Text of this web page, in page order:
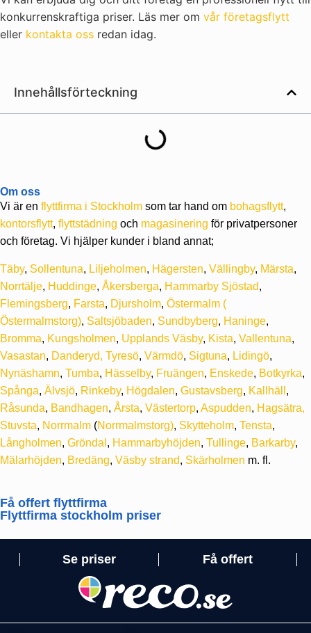
konkurrenskraftiga priser. Läs mer om vår företagsflytt
eller kontakta oss redan idag.
Innehållsförteckning
Om oss
Vi är en flyttfirma i Stockholm som tar hand om bohagsflytt,
kontorsflytt, flyttstädning och magasinering för privatpersoner
och företag. Vi hjälper kunder i bland annat;
Täby, Sollentuna, Liljeholmen, Hägersten, Vällingby, Märsta,
Norrtälje, Huddinge, Åkersberga, Hammarby Sjöstad,
Flemingsberg, Farsta, Djursholm, Östermalm (
Östermalmstorg), Saltsjöbaden, Sundbyberg, Haninge,
Bromma, Kungsholmen, Upplands Väsby, Kista, Vallentuna,
Vasastan, Danderyd, Tyresö, Värmdö, Sigtuna, Lidingö,
Nynäshamn, Tumba, Hässelby, Fruängen, Enskede, Botkyrka,
Spånga, Älvsjö, Rinkeby, Högdalen, Gustavsberg, Kallhäll ,
Råsunda, Bandhagen, Årsta, Västertorp, Aspudden, Hagsätra,
Stuvsta, Norrmalm (Norrmalmstorg), Skytteholm, Tensta,
Långholmen, Gröndal , Hammarbyhöjden, Tullinge, Barkarby,
Mälarhöjden, Bredäng, Väsby strand, Skärholmen m. fl.
Få offert flyttfirma
Flyttfirma stockholm priser
Se priser Få offert